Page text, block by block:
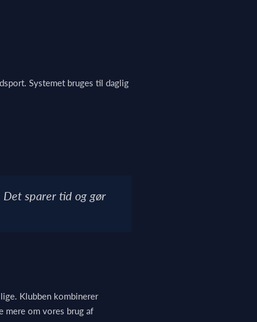
Systemet bruges til daglig
sparer tid og gør
Klubben kombinerer
mere om vores brug af